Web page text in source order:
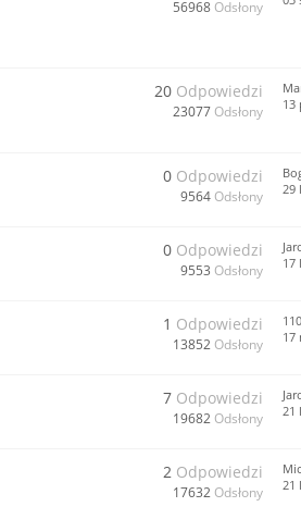
56968 Odsłony
20 Odpowiedzi
23077 Odsłony
13
0 Odpowiedzi
9564 Odsłony
29
0 Odpowiedzi
9553 Odsłony
17
1 Odpowiedzi
13852 Odsłony
17
7 Odpowiedzi
19682 Odsłony
21
2 Odpowiedzi
17632 Odsłony
21